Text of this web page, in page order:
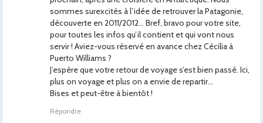
sommes surexcités à l’idée de retrouver la Patagonie,
découverte en 2011/2012… Bref, bravo pour votre site,
pour toutes les infos qu’il contient et qui vont nous
servir ! Aviez-vous réservé en avance chez Cécilia à
Puerto Williams ?
J’espère que votre retour de voyage s’est bien passé. Ici,
plus on voyage et plus on a envie de repartir…
Bises et peut-être à bientôt !
Répondre